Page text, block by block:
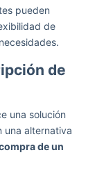
pueden
de
de
una solución
una alternativa
de un